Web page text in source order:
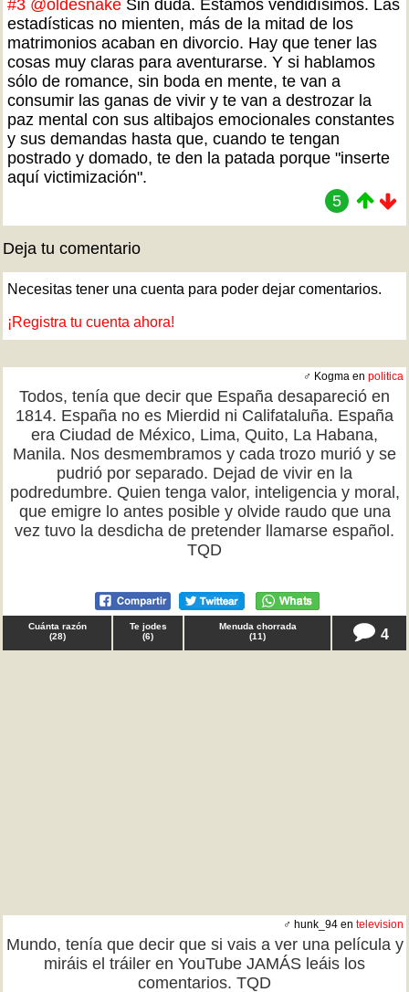
#3 @oldesnake Sin duda. Estamos vendidísimos. Las
estadísticas no mienten, más de la mitad de los
matrimonios acaban en divorcio. Hay que tener las
cosas muy claras para aventurarse. Y si hablamos
sólo de romance, sin boda en mente, te van a
consumir las ganas de vivir y te van a destrozar la
paz mental con sus altibajos emocionales constantes
y sus demandas hasta que, cuando te tengan
postrado y domado, te den la patada porque "inserte
aquí victimización".
5
Deja tu comentario
Necesitas tener una cuenta para poder dejar comentarios.
¡Registra tu cuenta ahora!
♂ Kogma en politica
Todos, tenía que decir que España desapareció en
1814. España no es Mierdid ni Califataluña. España
era Ciudad de México, Lima, Quito, La Habana,
Manila. Nos desmembramos y cada trozo murió y se
pudrió por separado. Dejad de vivir en la
podredumbre. Quien tenga valor, inteligencia y moral,
que emigre lo antes posible y olvide raudo que una
vez tuvo la desdicha de pretender llamarse español.
TQD
Cuánta razón
(28)
Te jodes
(6)
Menuda chorrada
(11) 4
♂ hunk_94 en television
Mundo, tenía que decir que si vais a ver una película y
miráis el tráiler en YouTube JAMÁS leáis los
comentarios. TQD